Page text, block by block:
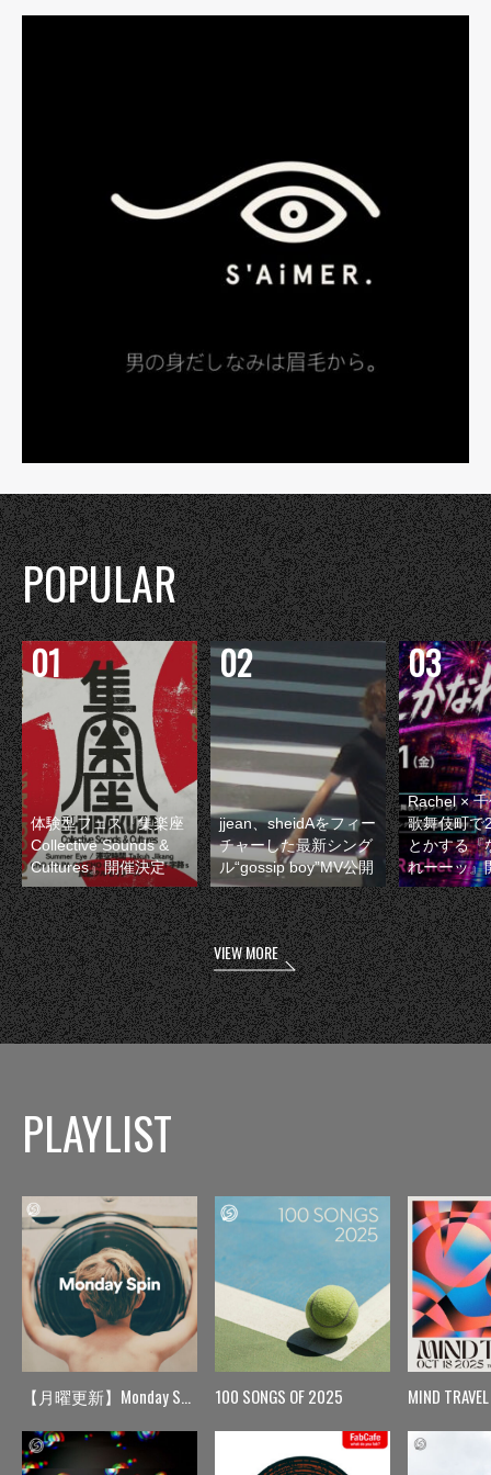
POPULAR
体験型フェス『集楽座
Collective Sounds &
Cultures』開催決定
jjean、sheidAをフィー
チャーした最新シング
ル“gossip boy”MV公開
Rachel ×
歌舞伎町で
とかする『
れーーッ』
VIEW MORE
PLAYLIST
【月曜更新】Monday Spin 100 SONGS OF 2025 MIND TRAVEL